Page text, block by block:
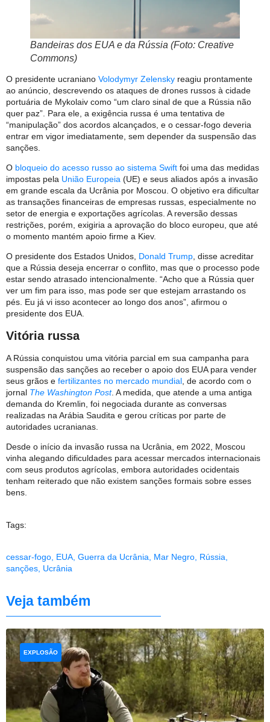
Bandeiras dos EUA e da Rússia (Foto: Creative
Commons)
O presidente ucraniano Volodymyr Zelensky reagiu prontamente
ao anúncio, descrevendo os ataques de drones russos à cidade
portuária de Mykolaiv como “um claro sinal de que a Rússia não
quer paz”. Para ele, a exigência russa é uma tentativa de
“manipulação” dos acordos alcançados, e o cessar-fogo deveria
entrar em vigor imediatamente, sem depender da suspensão das
sanções.
O bloqueio do acesso russo ao sistema Swift foi uma das medidas
impostas pela União Europeia (UE) e seus aliados após a invasão
em grande escala da Ucrânia por Moscou. O objetivo era dificultar
as transações financeiras de empresas russas, especialmente no
setor de energia e exportações agrícolas. A reversão dessas
restrições, porém, exigiria a aprovação do bloco europeu, que até
o momento mantém apoio firme a Kiev.
O presidente dos Estados Unidos, Donald Trump, disse acreditar
que a Rússia deseja encerrar o conflito, mas que o processo pode
estar sendo atrasado intencionalmente. “Acho que a Rússia quer
ver um fim para isso, mas pode ser que estejam arrastando os
pés. Eu já vi isso acontecer ao longo dos anos”, afirmou o
presidente dos EUA.
Vitória russa
A Rússia conquistou uma vitória parcial em sua campanha para
suspensão das sanções ao receber o apoio dos EUA para vender
seus grãos e fertilizantes no mercado mundial , de acordo com o
jornal The Washington Post. A medida, que atende a uma antiga
demanda do Kremlin, foi negociada durante as conversas
realizadas na Arábia Saudita e gerou críticas por parte de
autoridades ucranianas.
Desde o início da invasão russa na Ucrânia, em 2022, Moscou
vinha alegando dificuldades para acessar mercados internacionais
com seus produtos agrícolas, embora autoridades ocidentais
tenham reiterado que não existem sanções formais sobre esses
bens.
Tags:
cessar-fogo EUA Guerra da Ucrânia Mar Negro Rússia
sanções Ucrânia
Veja também
EXPLOSÃO